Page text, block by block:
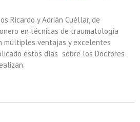
Ricardo y Adrián Cuéllar, de
en técnicas de traumatología
múltiples ventajas y excelentes
estos días sobre los Doctores